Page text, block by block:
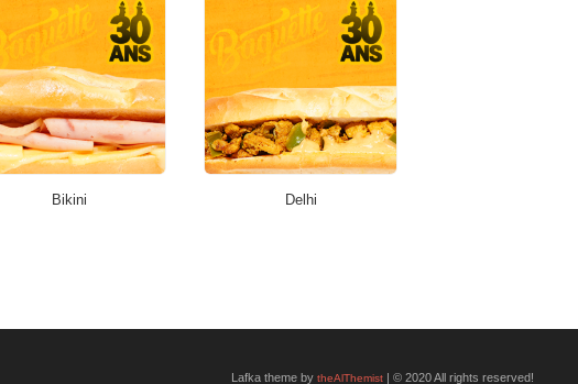
Bikini Delhi
Lafka theme by theAlThemist | © 2020 All rights reserved!